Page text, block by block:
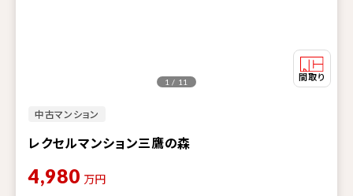
中古マンション
レクセルマンション三鷹の森
1 / 11
4,980 万円